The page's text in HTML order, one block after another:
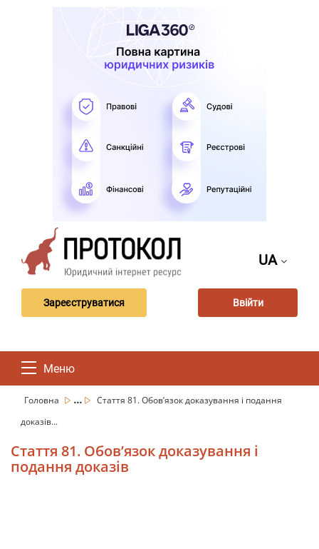
UA
Зареєструватися Ввійти
Меню
Головна ...
Стаття 81. Обов’язок доказування і подання
доказів...
Стаття 81. Обов’язок доказування і
подання доказів